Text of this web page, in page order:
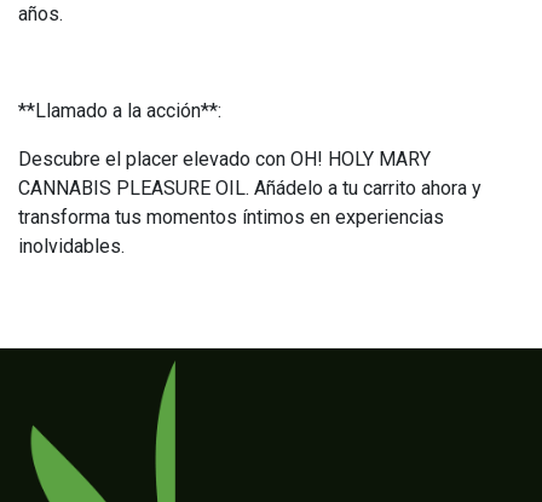
años.
**Llamado a la acción**:
Descubre el placer elevado con OH! HOLY MARY
CANNABIS PLEASURE OIL. Añádelo a tu carrito ahora y
transforma tus momentos íntimos en experiencias
inolvidables.